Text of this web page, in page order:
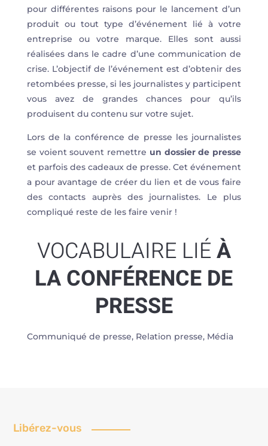
pour différentes raisons pour le lancement d’un
produit ou tout type d’événement lié à votre
entreprise ou votre marque. Elles sont aussi
réalisées dans le cadre d’une communication de
crise. L’objectif de l’événement est d’obtenir des
retombées presse, si les journalistes y participent
vous avez de grandes chances pour qu’ils
produisent du contenu sur votre sujet.
Lors de la conférence de presse les journalistes
se voient souvent remettre un dossier de presse
et parfois des cadeaux de presse. Cet événement
a pour avantage de créer du lien et de vous faire
des contacts auprès des journalistes. Le plus
compliqué reste de les faire venir !
VOCABULAIRE LIÉÀ
LA CONFÉRENCE DE
PRESSE
Communiqué de presse, Relation presse, Média
Libérez-vous